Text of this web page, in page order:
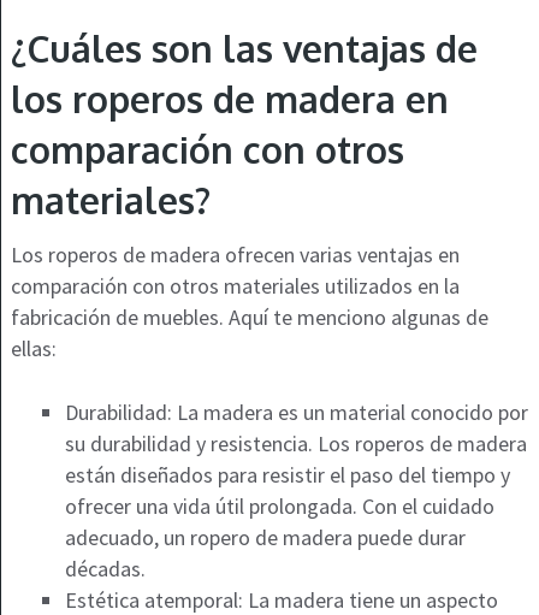
¿Cuáles son las ventajas de
los roperos de madera en
comparación con otros
materiales?
Los roperos de madera ofrecen varias ventajas en
comparación con otros materiales utilizados en la
fabricación de muebles. Aquí te menciono algunas de
ellas:
Durabilidad: La madera es un material conocido por
su durabilidad y resistencia. Los roperos de madera
están diseñados para resistir el paso del tiempo y
ofrecer una vida útil prolongada. Con el cuidado
adecuado, un ropero de madera puede durar
décadas.
Estética atemporal: La madera tiene un aspecto